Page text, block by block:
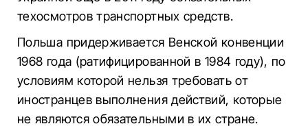
техосмотров транспортных средств.
Польша придерживается Венской конвенции
1968 года (ратифицированной в 1984 году), по
условиям которой нельзя требовать от
иностранцев выполнения действий, которые
не являются обязательными в их стране.